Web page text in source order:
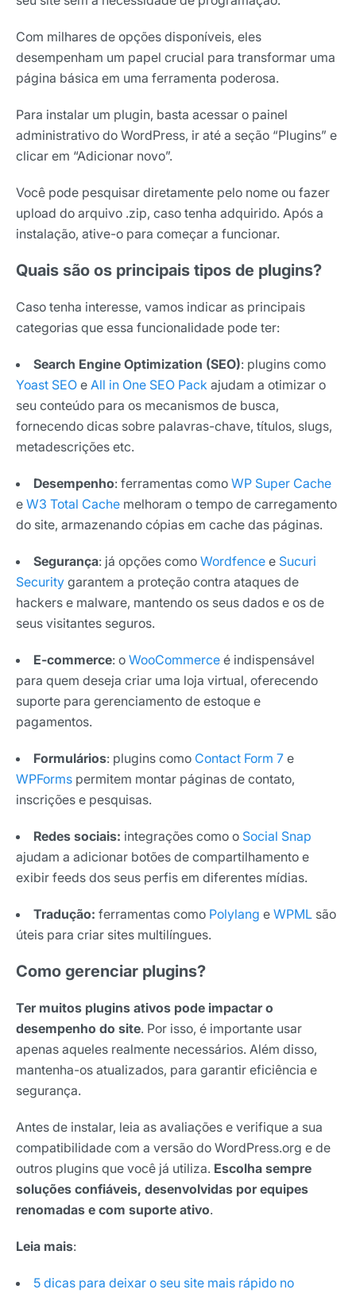
Com milhares de opções disponíveis, eles
desempenham um papel crucial para transformar uma
página básica em uma ferramenta poderosa.
Para instalar um plugin, basta acessar o painel
administrativo do WordPress, ir até a seção “Plugins” e
clicar em “Adicionar novo”.
Você pode pesquisar diretamente pelo nome ou fazer
upload do arquivo .zip, caso tenha adquirido. Após a
instalação, ative-o para começar a funcionar.
Quais são os principais tipos de plugins?
Caso tenha interesse, vamos indicar as principais
categorias que essa funcionalidade pode ter:
Search Engine Optimization (SEO): plugins como
Yoast SEO e All in One SEO Pack ajudam a otimizar o
seu conteúdo para os mecanismos de busca,
fornecendo dicas sobre palavras-chave, títulos, slugs,
metadescrições etc.
Desempenho: ferramentas como WP Super Cache
e W3 Total Cache melhoram o tempo de carregamento
do site, armazenando cópias em cache das páginas.
Segurança: já opções como Wordfence e Sucuri
Security garantem a proteção contra ataques de
hackers e malware, mantendo os seus dados e os de
seus visitantes seguros.
E-commerce: o WooCommerce é indispensável
para quem deseja criar uma loja virtual, oferecendo
suporte para gerenciamento de estoque e
pagamentos.
Formulários: plugins como Contact Form 7 e
WPForms permitem montar páginas de contato,
inscrições e pesquisas.
Redes sociais: integrações como o Social Snap
ajudam a adicionar botões de compartilhamento e
exibir feeds dos seus perfis em diferentes mídias.
Tradução: ferramentas como Polylang e WPML são
úteis para criar sites multilíngues.
Como gerenciar plugins?
Ter muitos plugins ativos pode impactar o
desempenho do site. Por isso, é importante usar
apenas aqueles realmente necessários. Além disso,
mantenha-os atualizados, para garantir eficiência e
segurança.
Antes de instalar, leia as avaliações e verifique a sua
compatibilidade com a versão do WordPress.org e de
outros plugins que você já utiliza. Escolha sempre
soluções confiáveis, desenvolvidas por equipes
renomadas e com suporte ativo.
Leia mais:
5 dicas para deixar o seu site mais rápido no